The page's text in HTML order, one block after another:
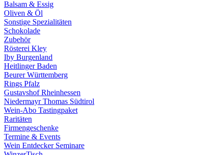
Balsam & Essig
Oliven & Öl
Sonstige Spezialitäten
Schokolade
Zubehör
Rösterei Kley
Iby Burgenland
Heitlinger Baden
Beurer Württemberg
Rings Pfalz
Gustavshof Rheinhessen
Niedermayr Thomas Südtirol
Wein-Abo Tastingpaket
Raritäten
Firmengeschenke
Termine & Events
Wein Entdecker Seminare